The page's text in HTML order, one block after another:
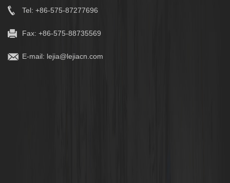
Tel: +86-575-87277696
Fax: +86-575-88735569
E-mail: lejia@lejiacn.com